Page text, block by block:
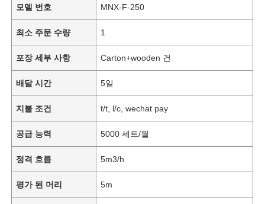
모델 번호 MNX-F-250
최소 주문 수량 1
포장 세부 사항 Carton+wooden 건
배달 시간 5일
지불 조건 t/t, l/c, wechat pay
공급 능력 5000 세트/월
정격 흐름 5m3/h
평가 된 머리 5m